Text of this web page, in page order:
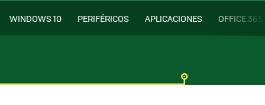
WINDOWS 10 PERIFÉRICOS APLICACIONES OFFICE 365